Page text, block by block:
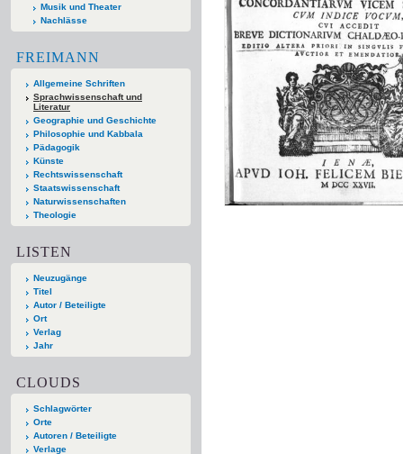
Musik und Theater
Nachlässe
FREIMANN
Allgemeine Schriften
Sprachwissenschaft und
Literatur
Geographie und Geschichte
Philosophie und Kabbala
Pädagogik
Künste
Rechtswissenschaft
Staatswissenschaft
Naturwissenschaften
Theologie
LISTEN
Neuzugänge
Titel
Autor / Beteiligte
Ort
Verlag
Jahr
CLOUDS
Schlagwörter
Orte
Autoren / Beteiligte
Verlage